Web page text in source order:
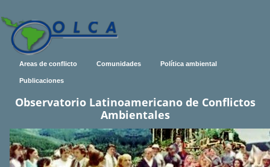
Areas de conflicto Comunidades Política ambiental
Publicaciones
Observatorio Latinoamericano de Conflictos
Ambientales